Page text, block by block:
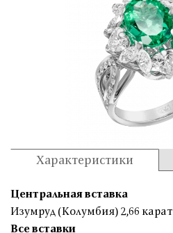
Характеристики
Центральная вставка
Изумруд (Колумбия) 2,66 карат
Все вставки